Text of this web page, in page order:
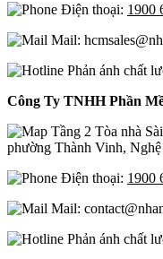
Điện thoại: 1900
Mail:
Phản ánh chất
Công Ty TNHH Phần
Tầng 2 Tòa nhà
phường Thành Vinh,
Điện thoại: 1900
Mail:
Phản ánh chất